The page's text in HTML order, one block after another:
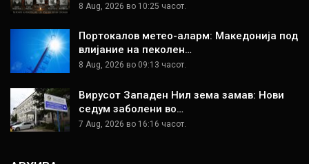
8 Aug, 2026 во 10:25 часот.
Портокалов метео-аларм: Македонија под
влијание на пеколен…
8 Aug, 2026 во 09:13 часот.
Вирусот Западен Нил зема замав: Нови
седум заболени во…
7 Aug, 2026 во 16:16 часот.